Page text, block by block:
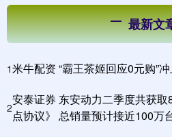
最新文
1米牛配资 “霸王茶姬回应0元购”冲
2
安泰证券 东安动力二季度共获
点协议》 总销量预计接近100万